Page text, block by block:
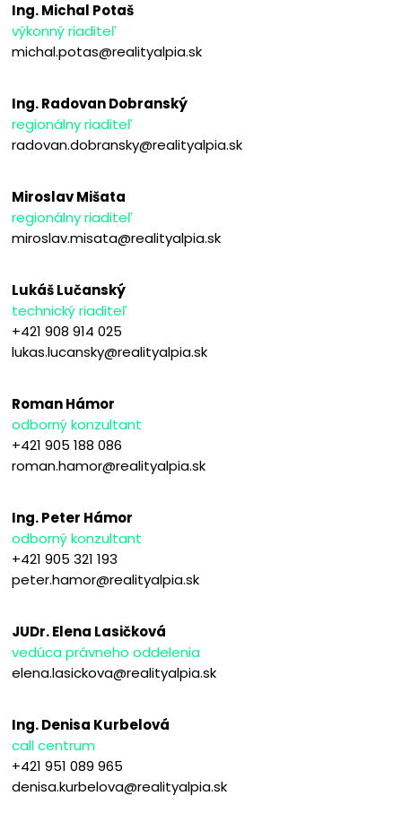
Ing. Michal Potaš
výkonný riaditeľ
michal.potas@realityalpia.sk
Ing. Radovan Dobranský
regionálny riaditeľ
radovan.dobransky@realityalpia.sk
Miroslav Mišata
regionálny riaditeľ
miroslav.misata@realityalpia.sk
Lukáš Lučanský
technický riaditeľ
+421 908 914 025
lukas.lucansky@realityalpia.sk
Roman Hámor
odborný konzultant
+421 905 188 086
roman.hamor@realityalpia.sk
Ing. Peter Hámor
odborný konzultant
+421 905 321 193
peter.hamor@realityalpia.sk
JUDr. Elena Lasičková
vedúca právneho oddelenia
elena.lasickova@realityalpia.sk
Ing. Denisa Kurbelová
call centrum
+421 951 089 965
denisa.kurbelova@realityalpia.sk